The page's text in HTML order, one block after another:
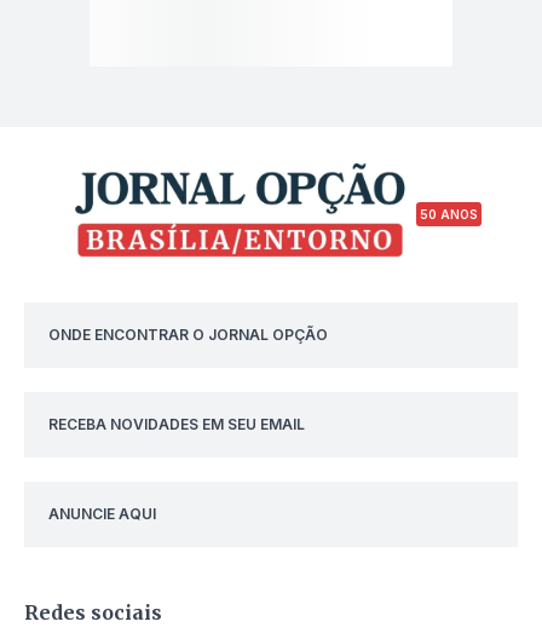
50 ANOS
ONDE ENCONTRAR O JORNAL OPÇÃO
RECEBA NOVIDADES EM SEU EMAIL
ANUNCIE AQUI
Redes sociais